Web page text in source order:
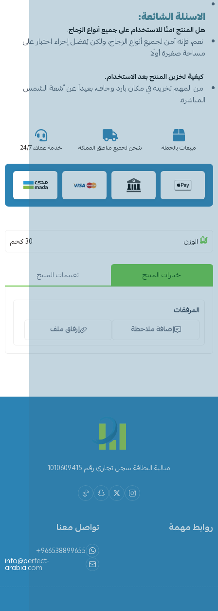
الاسئلة الشائعة:
هل المنتج آمنًا للاستخدام على جميع أنواع الزجاج.
نعم، فإنه آمن لجميع أنواع الزجاج، ولكن يُفضل إجراء اختبار على
مساحة صغيرة أولًا.
كيفية تخزين المنتج بعد الاستخدام.
من المهم تخزينه في مكان بارد وجاف، بعيداً عن أشعة الشمس
المباشرة.
مبيعات بالجملة شحن لجميع مناطق المملكة خدمة عملاء 24/7
الوزن 30 كجم
خيارات المنتج تقييمات المنتج
المرفقات
إضافة ملاحظة
إرفاق ملف
مثالية النظافة سجل تجاري رقم 1010609415
روابط مهمة تواصل معنا
+966538899655
info@perfect-
arabia.com